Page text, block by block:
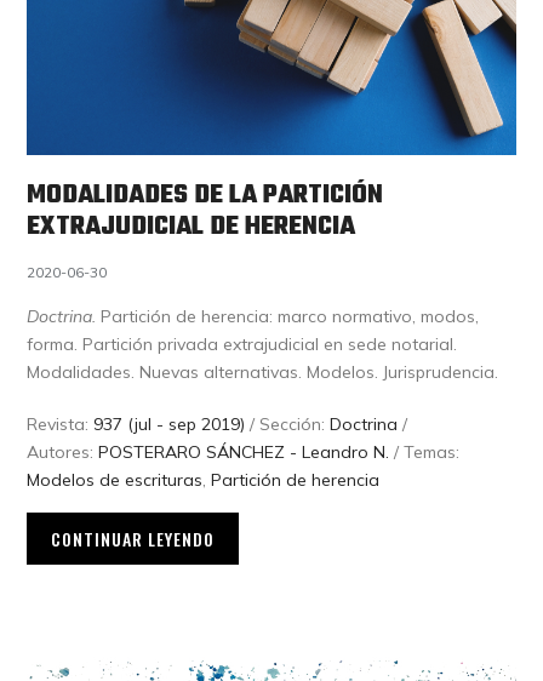
MODALIDADES DE LA PARTICIÓN
EXTRAJUDICIAL DE HERENCIA
2020-06-30
Doctrina. Partición de herencia: marco normativo, modos,
forma. Partición privada extrajudicial en sede notarial.
Modalidades. Nuevas alternativas. Modelos. Jurisprudencia.
Revista: 937 (jul - sep 2019) / Sección:Doctrina /
Autores:POSTERARO SÁNCHEZ - Leandro N. / Temas:
Modelos de escrituras ,Partición de herencia
CONTINUAR LEYENDO